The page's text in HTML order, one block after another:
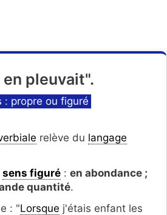
pleuvait".
: propre ou figuré
relève du langage
sens figuré : en abondance ;
quantité.
: "Lorsque j'étais enfant les